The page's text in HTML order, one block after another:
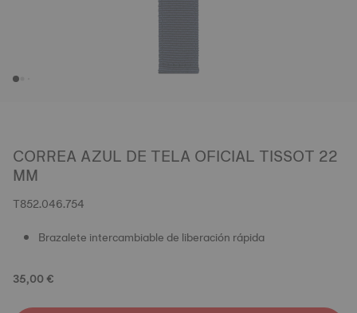
CORREA AZUL DE TELA OFICIAL TISSOT 22
MM
T852.046.754
Brazalete intercambiable de liberación rápida
35,00 €